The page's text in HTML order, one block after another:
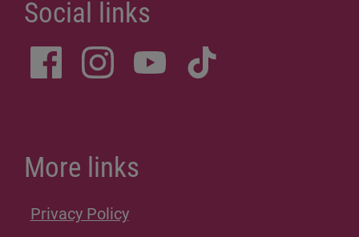
Privacy Policy
Site Notice